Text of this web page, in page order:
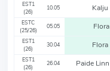
EST1
(26)
10.05 Kalju
ESTC
(25/26)
05.05 Flora
EST1
(26)
30.04 Flora
EST1
(26)
26.04 Paide Linn